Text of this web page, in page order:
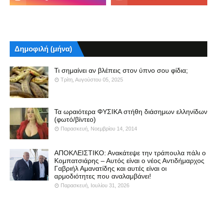
Δημοφιλή (μήνα)
Τι σημαίνει αν βλέπεις στον ύπνο σου φίδια;
Τρίτη, Αυγούστου 05, 2025
Τα ωραιότερα ΦΥΣΙΚΑ στήθη διάσημων ελληνίδων
(φωτό/βίντεο)
Παρασκευή, Νοεμβρίου 14, 2014
ΑΠΟΚΛΕΙΣΤΙΚΟ: Ανακάτεψε την τράπουλα πάλι ο
Κομπατσιάρης – Αυτός είναι ο νέος Αντιδήμαρχος
Γαβριήλ Αμανατίδης και αυτές είναι οι
αρμοδιότητες που αναλαμβάνει!
Παρασκευή, Ιουλίου 31, 2026